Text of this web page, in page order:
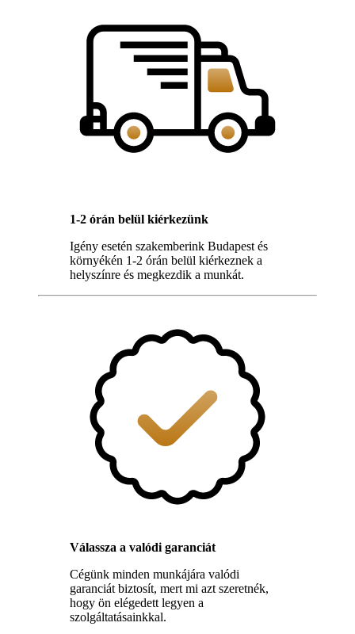
1-2 órán belül kiérkezünk
Igény esetén szakemberink Budapest és
környékén 1-2 órán belül kiérkeznek a
helyszínre és megkezdik a munkát.
Válassza a valódi garanciát
Cégünk minden munkájára valódi
garanciát biztosít, mert mi azt szeretnék,
hogy ön elégedett legyen a
szolgáltatásainkkal.